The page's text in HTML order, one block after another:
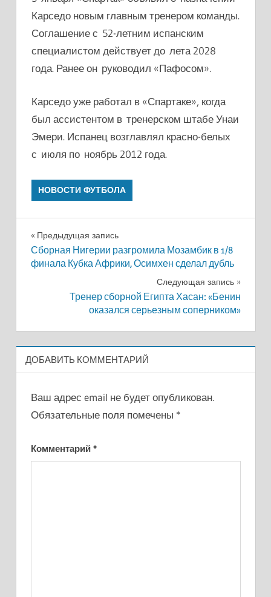
Карседо новым главным тренером команды.
Соглашение с 52-летним испанским
специалистом действует до лета 2028
года. Ранее он руководил «Пафосом».
Карседо уже работал в «Спартаке», когда
был ассистентом в тренерском штабе Унаи
Эмери. Испанец возглавлял красно-белых
с июля по ноябрь 2012 года.
НОВОСТИ ФУТБОЛА
Навигация
по
Предыдущая запись
Сборная Нигерии разгромила Мозамбик в 1/8
финала Кубка Африки, Осимхен сделал дубль
Следующая запись
Тренер сборной Египта Хасан: «Бенин
оказался серьезным соперником»
ДОБАВИТЬ КОММЕНТАРИЙ
Ваш адрес email не будет опубликован.
Обязательные поля помечены *
Комментарий *